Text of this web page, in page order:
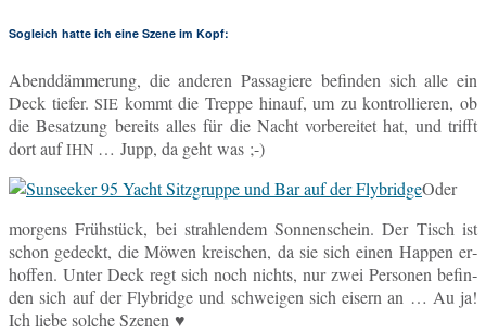
Sogleich hatte ich eine Szene im Kopf:
Abend­däm­me­rung, die an­de­ren Pas­sa­gie­re be­fin­den sich alle ein
Deck tiefer.SIE kommt die Treppe hinauf, um zu kon­trol­lie­ren, ob
die Be­sat­zung be­reits alles für die Nacht vor­be­rei­tet hat, und trifft
dort aufIHN … Jupp, da geht was ;-)
Oder
mor­gens Früh­stück, bei strah­len­dem Son­nen­schein. Der Tisch ist
schon ge­deckt, die Möwen krei­schen, da sie sich einen Happen er­
hof­fen. Unter Deck regt sich noch nichts, nur zwei Per­so­nen be­fin­
den sich auf der Fly­bridge und schwei­gen sich eisern an … Au ja!
Ich liebe solche Szenen ♥